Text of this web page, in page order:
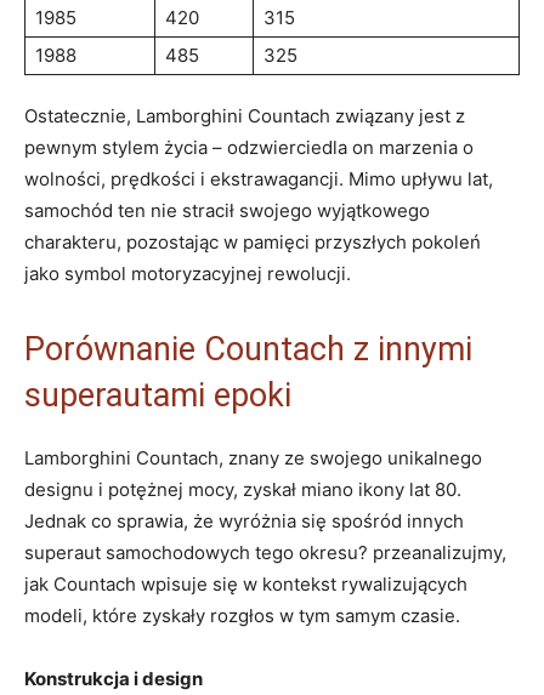
1985
420
315
1988
485 325
Ostatecznie, Lamborghini Countach związany jest z
pewnym stylem życia – odzwierciedla on marzenia o
wolności, prędkości i ekstrawagancji. Mimo upływu lat,
samochód ten nie stracił swojego wyjątkowego
charakteru, pozostając w pamięci przyszłych pokoleń
jako symbol motoryzacyjnej rewolucji.
Porównanie Countach z innymi
superautami epoki
Lamborghini Countach, znany ze swojego unikalnego
designu i potężnej mocy, zyskał miano ikony lat 80.
Jednak co sprawia, że wyróżnia się spośród innych
superaut samochodowych tego okresu? przeanalizujmy,
jak Countach wpisuje się w kontekst rywalizujących
modeli, które zyskały rozgłos w tym samym czasie.
Konstrukcja i design